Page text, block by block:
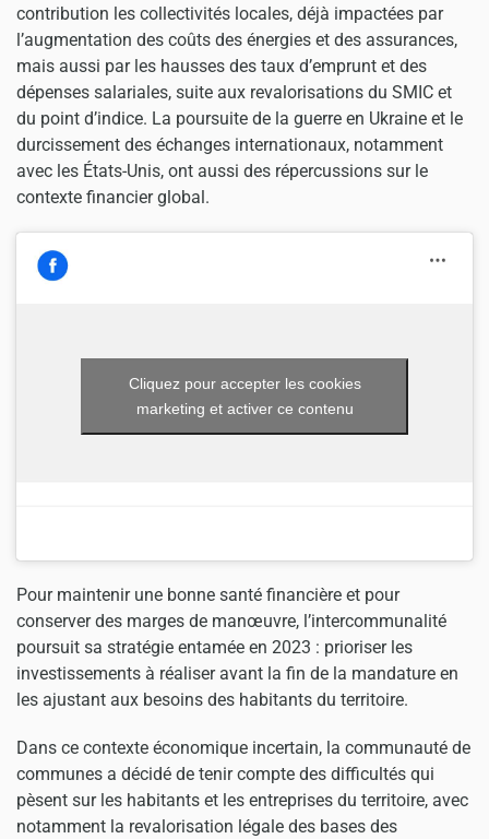
contribution les collectivités locales, déjà impactées par
l’augmentation des coûts des énergies et des assurances,
mais aussi par les hausses des taux d’emprunt et des
dépenses salariales, suite aux revalorisations du SMIC et
du point d’indice. La poursuite de la guerre en Ukraine et le
durcissement des échanges internationaux, notamment
avec les États-Unis, ont aussi des répercussions sur le
contexte financier global.
Cliquez pour accepter les cookies
marketing et activer ce contenu
Pour maintenir une bonne santé financière et pour
conserver des marges de manœuvre, l’intercommunalité
poursuit sa stratégie entamée en 2023 : prioriser les
investissements à réaliser avant la fin de la mandature en
les ajustant aux besoins des habitants du territoire.
Dans ce contexte économique incertain, la communauté de
communes a décidé de tenir compte des difficultés qui
pèsent sur les habitants et les entreprises du territoire, avec
notamment la revalorisation légale des bases des